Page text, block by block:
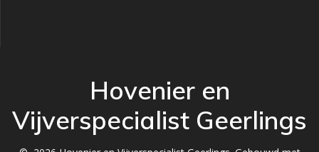
Hovenier en
Vijverspecialist Geerlings